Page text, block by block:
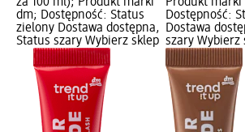
za 100 ml); Produkt marki
dm; Dostępność: Status
zielony Dostawa dostępna,
Status szary Wybierz sklep
Produkt marki
Dostępność:
Dostawa
szary Wybierz